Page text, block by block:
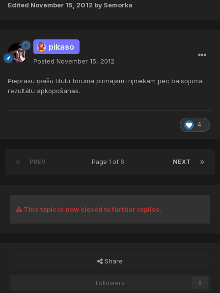
Edited November 15, 2012 by Semorka
pikaso
Posted November 15, 2012
Pieprasu īpašu titulu forumā pirmajam trijniekam pēc balsojuma
rezultātu apkopošanas.
4
PREV NEXT
Page 1 of 6
This topic is now closed to further replies.
Share
Followers 0